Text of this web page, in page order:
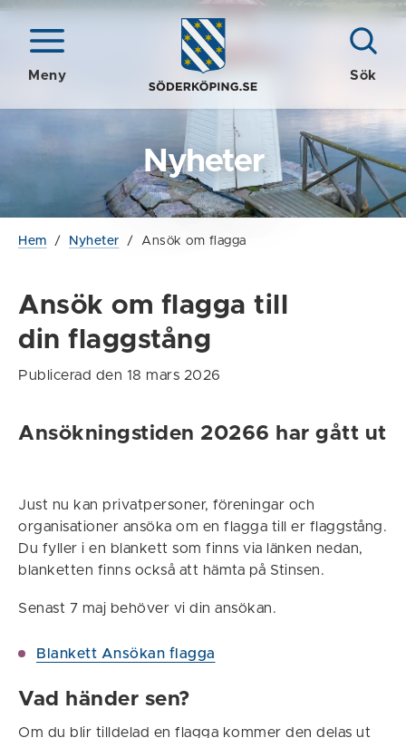
Meny Sök
Nyheter
Hem / Nyheter / Ansök om flagga
Ansök om flagga till
din flaggstång
Publicerad den 18 mars 2026
Ansökningstiden 20266 har gått ut
Just nu kan privatpersoner, föreningar och
organisationer ansöka om en flagga till er flaggstång.
Du fyller i en blankett som finns via länken nedan,
blanketten finns också att hämta på Stinsen.
Senast 7 maj behöver vi din ansökan.
Blankett Ansökan flagga
Vad händer sen?
Om du blir tilldelad en flagga kommer den delas ut